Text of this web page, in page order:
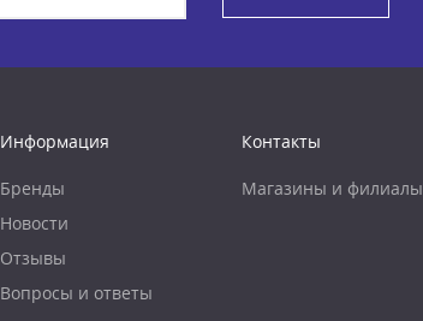
Информация
Бренды
Новости
Отзывы
Вопросы и ответы
Контакты
Магазины и филиалы